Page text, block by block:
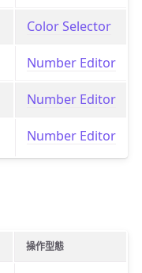
Color Selector
Number Editor
Number Editor
Number Editor
操作型態